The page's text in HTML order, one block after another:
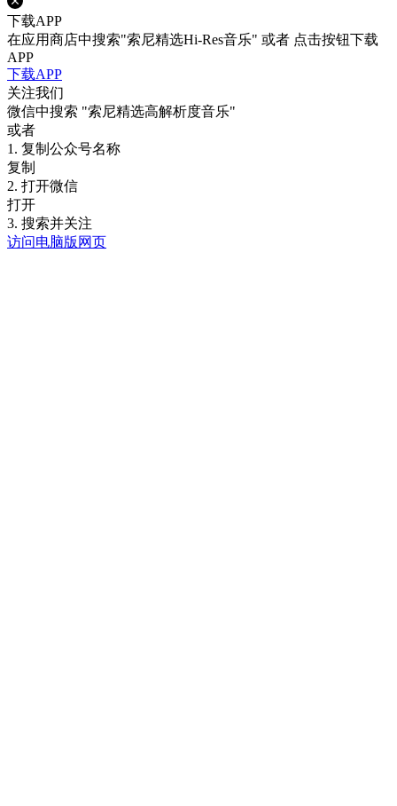
下载APP
在应用商店中搜索"索尼精选Hi-Res音乐" 或者 点击按钮下载
APP
下载APP
关注我们
微信中搜索 "索尼精选高解析度音乐"
或者
1. 复制公众号名称
复制
2. 打开微信
打开
3. 搜索并关注
访问电脑版网页